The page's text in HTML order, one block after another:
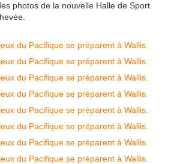
photos de la nouvelle Halle de Sport